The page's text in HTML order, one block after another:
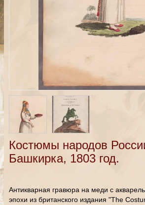
Костюмы народов
Башкирка, 1803 год.
Антикварная гравюра на меди с
эпохи из британского издания "The